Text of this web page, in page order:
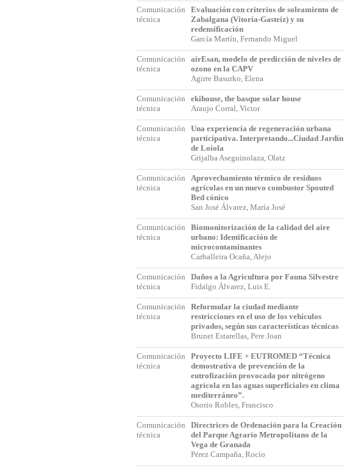
Comunicación
técnica
Evaluación con criterios de soleamiento de
Zabalgana (Vitoria-Gasteiz) y su
redensificación
García Martín, Fernando Miguel
Comunicación
técnica
airEsan, modelo de predicción de niveles de
ozono en la CAPV
Agirre Basurko, Elena
Comunicación
técnica
ekihouse, the basque solar house
Araujo Corral, Victor
Comunicación
técnica
Una experiencia de regeneración urbana
participativa. Interpretando...Ciudad Jardín
de Loiola
Grijalba Aseguinolaza, Olatz
Comunicación
técnica
Aprovechamiento térmico de residuos
agrícolas en un nuevo combustor Spouted
Bed cónico
San José Álvarez, María José
Comunicación
técnica
Biomonitorización de la calidad del aire
urbano: Identificación de
microcontaminantes
Carballeira Ocaña, Alejo
Comunicación
técnica
Daños a la Agricultura por Fauna Silvestre
Fidalgo Álvarez, Luis E.
Comunicación
técnica
Reformular la ciudad mediante
restricciones en el uso de los vehículos
privados, según sus características técnicas
Brunet Estarellas, Pere Joan
Comunicación
técnica
Proyecto LIFE + EUTROMED “Técnica
demostrativa de prevención de la
eutrofización provocada por nitrógeno
agrícola en las aguas superficiales en clima
mediterráneo”.
Osorio Robles, Francisco
Comunicación
técnica
Directrices de Ordenación para la Creación
del Parque Agrario Metropolitano de la
Vega de Granada
Pérez Campaña, Rocío